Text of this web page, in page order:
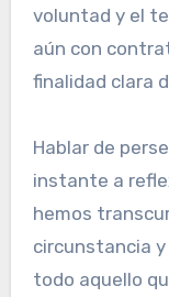
voluntad y el
aún con
finalidad clara
Hablar de
instante a
hemos
circunstancia
todo aquello